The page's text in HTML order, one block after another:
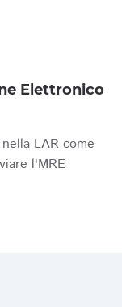
Elettronico
LAR come
l'MRE